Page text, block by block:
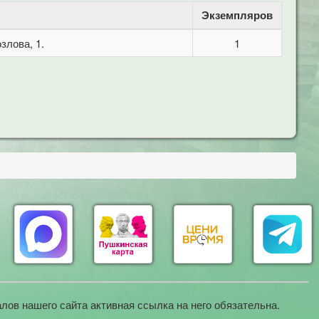
Экземпляров
1. 1
нашего сайта активная ссылка на него обязательна.